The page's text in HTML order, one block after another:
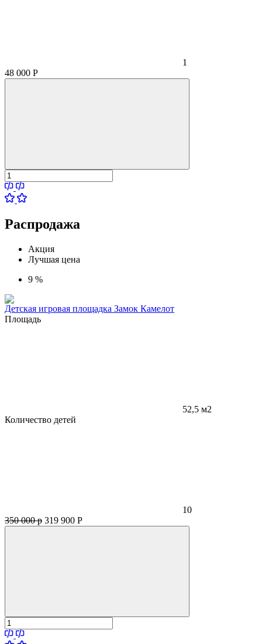
1
48 000 Р
Распродажа
Акция
Лучшая цена
9 %
Детская игровая площадка Замок Камелот
Площадь
52,5 м2
Количество детей
10
350 000 р 319 900 Р